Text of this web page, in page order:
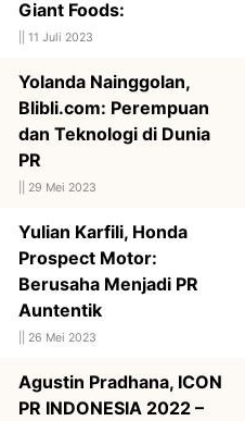
Giant Foods:
11 Juli 2023
Yolanda Nainggolan,
Blibli.com: Perempuan
dan Teknologi di Dunia
PR
29 Mei 2023
Yulian Karfili, Honda
Prospect Motor:
Berusaha Menjadi PR
Auntentik
26 Mei 2023
Agustin Pradhana, ICON
PR INDONESIA 2022 –